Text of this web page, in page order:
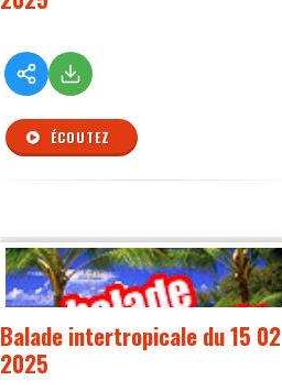
ÉCOUTEZ
Balade intertropicale du 15 02
2025